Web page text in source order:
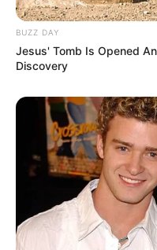
BUZZ DAY
Jesus' Tomb Is Opened
Discovery